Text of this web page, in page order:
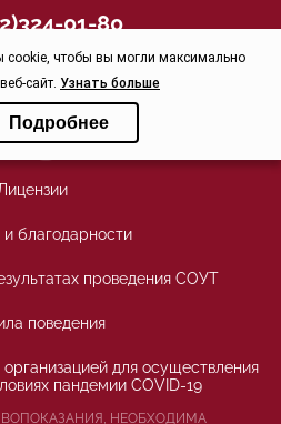
01-80
spb.ru
благодарности
проведения СОУТ
поведения
для осуществления
пандемии COVID-19
НЕОБХОДИМА
cookie, чтобы вы могли максимально
сайт. Узнать больше
Подробнее